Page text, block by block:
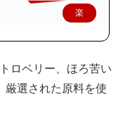
楽
購
入
ロベリー、ほろ苦い
厳選された原料を使